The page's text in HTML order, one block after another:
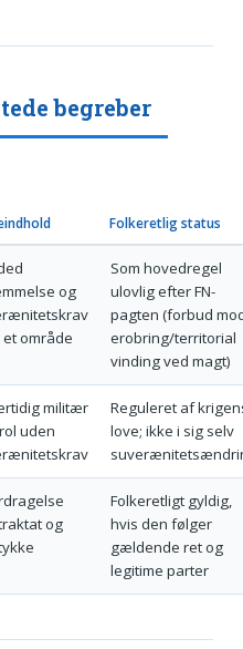
begreber
Folkeretlig status
og
område
Som hovedregel
ulovlig efter FN-
pagten (forbud
erobring/territorial
vinding ved magt)
militær
uden
Reguleret af
love; ikke i sig selv
og
Folkeretligt gyldig,
hvis den følger
gældende ret og
legitime parter